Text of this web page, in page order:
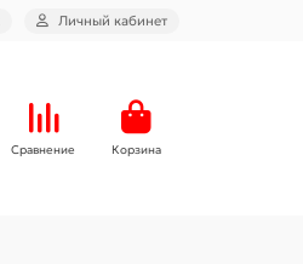
Личный кабинет
Сравнение Корзина